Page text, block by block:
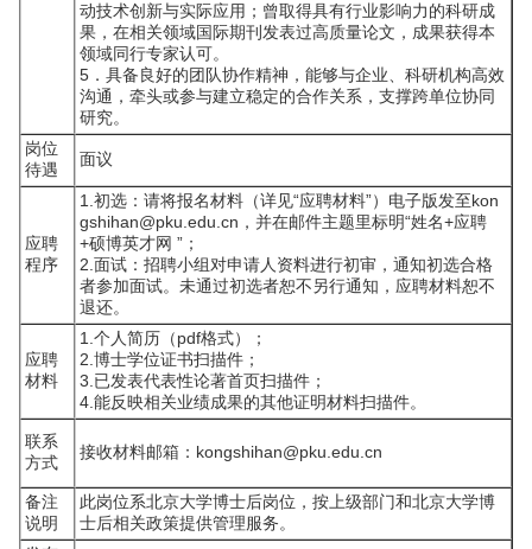
动技术创新与实际应用；曾取得具有行业影响力的科研成
果，在相关领域国际期刊发表过高质量论文，成果获得本
领域同行专家认可。
5．具备良好的团队协作精神，能够与企业、科研机构高效
沟通，牵头或参与建立稳定的合作关系，支撑跨单位协同
研究。
岗位
待遇
面议
应聘
程序
1.初选：请将报名材料（详见“应聘材料”）电子版发至kon
gshihan@pku.edu.cn，并在邮件主题里标明“姓名+应聘
+硕博英才网 ”；
2.面试：招聘小组对申请人资料进行初审，通知初选合格
者参加面试。未通过初选者恕不另行通知，应聘材料恕不
退还。
应聘
材料
1.个人简历（pdf格式）；
2.博士学位证书扫描件；
3.已发表代表性论著首页扫描件；
4.能反映相关业绩成果的其他证明材料扫描件。
联系
方式
接收材料邮箱：kongshihan@pku.edu.cn
备注
说明
此岗位系北京大学博士后岗位，按上级部门和北京大学博
士后相关政策提供管理服务。